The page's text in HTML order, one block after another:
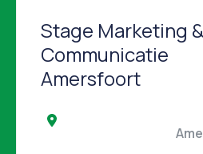
Stage Marketing &
Communicatie
Amersfoort